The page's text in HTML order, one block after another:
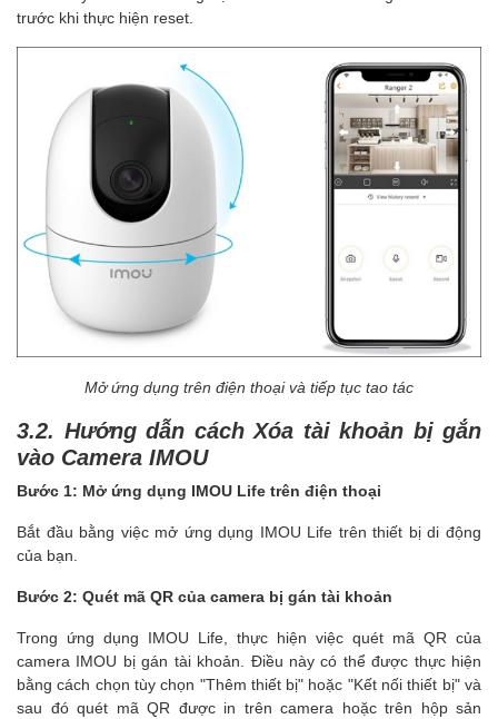
trước khi thực hiện reset.
Mở ứng dụng trên điện thoại và tiếp tục tao tác
3.2. Hướng dẫn cách Xóa tài khoản bị gắn
vào Camera IMOU
Bước 1: Mở ứng dụng IMOU Life trên điện thoại
Bắt đầu bằng việc mở ứng dụng IMOU Life trên thiết bị di động
của bạn.
Bước 2: Quét mã QR của camera bị gán tài khoản
Trong ứng dụng IMOU Life, thực hiện việc quét mã QR của
camera IMOU bị gán tài khoản. Điều này có thể được thực hiện
bằng cách chọn tùy chọn "Thêm thiết bị" hoặc "Kết nối thiết bị" và
sau đó quét mã QR được in trên camera hoặc trên hộp sản